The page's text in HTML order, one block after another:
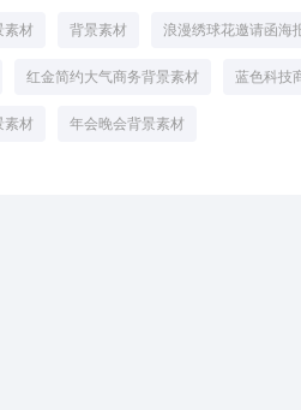
素材 背景素材 浪漫绣球花邀请函海
红金简约大气商务背景素材 蓝色科技
素材 年会晚会背景素材